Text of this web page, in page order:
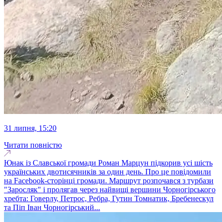
31 липня, 15:20
Читати повністю
Юнак із Славської громади Роман Марцун підкорив усі шість
українських двотисячників за один день. Про це повідомили
на Facebook-сторінці громади. Маршрут розпочався з турбази
"Заросляк" і пролягав через найвищі вершини Чорногірського
хребта: Говерлу, Петрос, Ребра, Гутин Томнатик, Бребенескул
та Піп Іван Чорногірський...